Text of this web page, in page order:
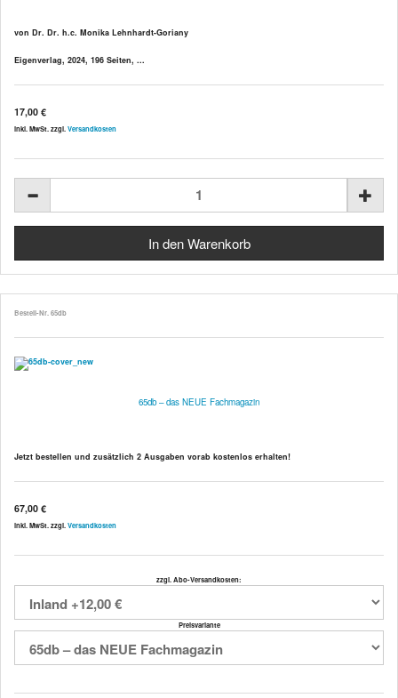
von Dr. Dr. h.c. Monika Lehnhardt-Goriany
Eigenverlag, 2024, 196 Seiten, ...
17,00 €
inkl. MwSt. zzgl. Versandkosten
Bestell-Nr. 65db
65db – das NEUE Fachmagazin
Jetzt bestellen und zusätzlich 2 Ausgaben vorab kostenlos erhalten!
67,00 €
inkl. MwSt. zzgl. Versandkosten
zzgl. Abo-Versandkosten:
Preisvariante